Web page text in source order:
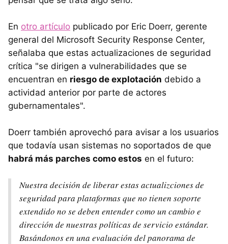
En otro artículo publicado por Eric Doerr, gerente
general del Microsoft Security Response Center,
señalaba que estas actualizaciones de seguridad
crítica "se dirigen a vulnerabilidades que se
encuentran en riesgo de explotación debido a
actividad anterior por parte de actores
gubernamentales".
Doerr también aprovechó para avisar a los usuarios
que todavía usan sistemas no soportados de que
habrá más parches como estos en el futuro:
Nuestra decisión de liberar estas actualizciones de
seguridad para plataformas que no tienen soporte
extendido no se deben entender como un cambio e
dirección de nuestras políticas de servicio estándar.
Basándonos en una evaluación del panorama de